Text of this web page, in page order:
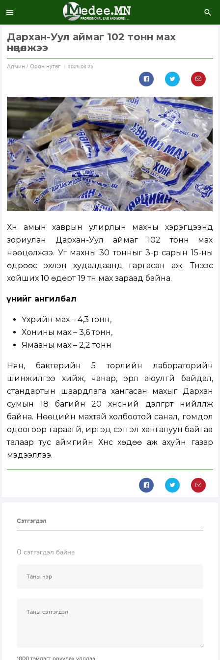
Дархан-Уул аймаг 102 тонн мах
нөөцөлжээ
Aдмин / Орон нутаг 2026.03.25
Хүн амын хаврын улирлын махны хэрэгцээнд
зориулан Дархан-Уул аймаг 102 тонн мах
нөөцөлжээ. Уг махны 30 тонныг 3-р сарын 15-ны
өдрөөс эхлэн худалдаанд гаргасан аж. Түүнээс
хойших 10 өдөрт 19 тн мах зараад байна.
Үүнийг ангилбал
Үхрийн мах – 4,3 тонн,
Хонины мах – 3,6 тонн,
Ямааны мах – 2,2 тонн
Нян, бактерийн 5 төрлийн лабораторийн
шинжилгээ хийж, чанар, эрүүл аюулгүй байдал,
стандартын шаардлага хангасан махыг Дархан
сумын 18 багийн 20 хүнсний дэлгүүрт нийлүүлж
байна. Нөөцийн махтай холбоотой санал, гомдол
одоогоор гараагүй, иргэд сэтгэл хангалуун байгаа
талаар тус аймгийн Хүнс хөдөө аж ахуйн газар
мэдээллээ.
Сэтгэгдэл
0 сэтгэгдэл байна